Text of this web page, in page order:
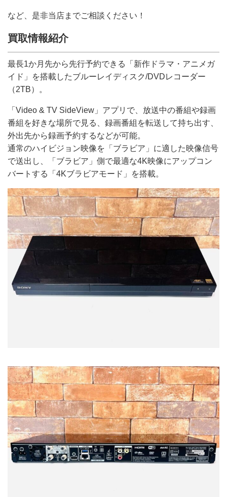
など、是非当店までご相談ください！
買取情報紹介
最長1か月先から先行予約できる「新作ドラマ・アニメガ
イド」を搭載したブルーレイディスク/DVDレコーダー
（2TB）。
「Video & TV SideView」アプリで、放送中の番組や録画
番組を好きな場所で見る、録画番組を転送して持ち出す、
外出先から録画予約するなどが可能。
通常のハイビジョン映像を「ブラビア」に適した映像信号
で送出し、「ブラビア」側で最適な4K映像にアップコン
バートする「4Kブラビアモード」を搭載。